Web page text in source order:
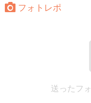
フォトレポ
送ったフ